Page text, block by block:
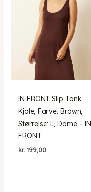
IN FRONT Slip Tank
Kjole, Farve: Brown,
Størrelse: L, Dame – IN
FRONT
kr. 199,00